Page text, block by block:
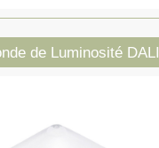
de Luminosité DALI